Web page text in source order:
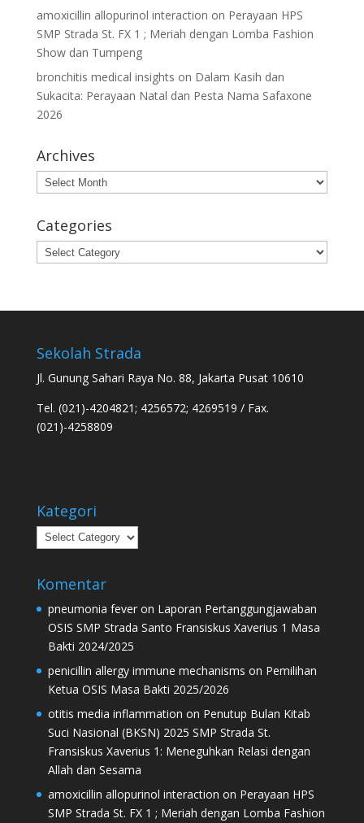
amoxicillin allopurinol interaction on Perayaan HPS
SMP Strada St. FX 1 ; Meriah dengan Lomba Fashion
Show dan Tumpeng
bronchitis medical insights on Dalam Kasih dan
Sukacita: Perayaan Natal dan Pesta Nama Safaxone
2026
Archives
Archives
Categories
Categories
Sekolah Strada
Jl. Gunung Sahari Raya No. 88, Jakarta Pusat 10610
Tel. (021)-4204821; 4256572; 4269519 / Fax.
(021)-4258809
Kategori
Kategori
Komentar
pneumonia feveron Laporan Pertanggungjawaban
OSIS SMP Strada Santo Fransiskus Xaverius 1 Masa
Bakti 2024/2025
penicillin allergy immune mechanisms on Pemilihan
Ketua OSIS Masa Bakti 2025/2026
otitis media inflammation on Penutup Bulan Kitab
Suci Nasional (BKSN) 2025 SMP Strada St.
Fransiskus Xaverius 1: Meneguhkan Relasi dengan
Allah dan Sesama
amoxicillin allopurinol interaction on Perayaan HPS
SMP Strada St. FX 1 ; Meriah dengan Lomba Fashion